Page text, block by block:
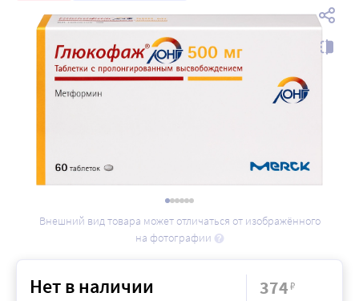
Внешний вид товара может отличаться от изображённого
на фотографии
Нет в наличии 374₽